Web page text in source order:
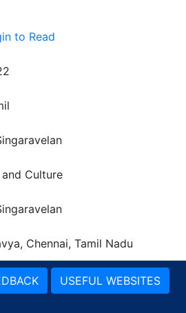
to Read
Culture
Chennai, Tamil Nadu
USEFUL WEBSITES